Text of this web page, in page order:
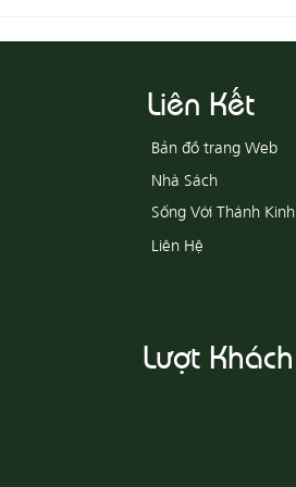
Liên Kết
Bản đồ trang Web
Nhà Sách
Sống Với Thánh Kinh
Liên Hệ
Lượt Khách